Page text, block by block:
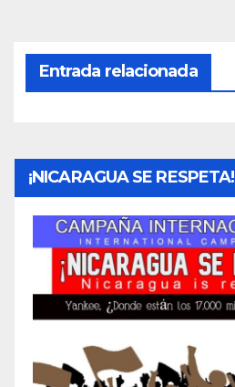
Entrada relacionada
¡NICARAGUA SE RESPETA!